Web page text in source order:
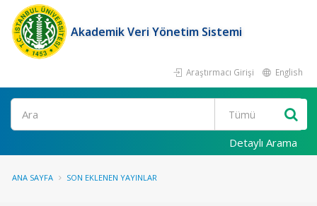
Akademik Veri Yönetim Sistemi
Araştırmacı Girişi English
Ara
Detaylı Arama
ANA SAYFA SON EKLENEN YAYINLAR